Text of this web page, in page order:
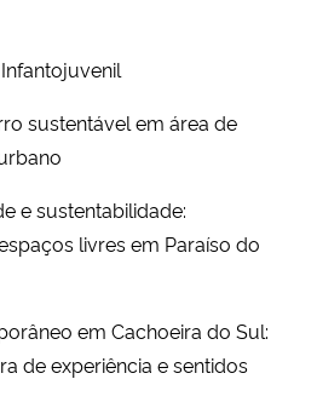
sustentável em área de
e sustentabilidade:
livres em Paraíso do
em Cachoeira do Sul:
de experiência e sentidos